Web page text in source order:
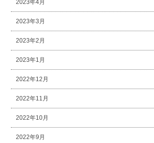
2023年4月
2023年3月
2023年2月
2023年1月
2022年12月
2022年11月
2022年10月
2022年9月